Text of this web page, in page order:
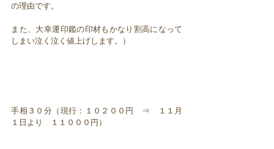
の理由です。
また、大幸運印鑑の印材もかなり割高になって
しまい泣く泣く値上げします。）
手相３０分（現行：１０２００円 ⇒ １１月
１日より １１０００円）